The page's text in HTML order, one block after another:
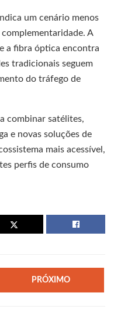
um cenário menos
A
a fibra óptica encontra
tradicionais seguem
do tráfego de
combinar satélites,
e novas soluções de
mais acessível,
perfis de consumo
PRÓXIMO